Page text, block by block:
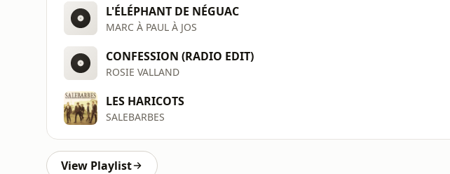
L'ÉLÉPHANT DE NÉGUAC
MARC À PAUL À JOS
CONFESSION (RADIO EDIT)
ROSIE VALLAND
LES HARICOTS
SALEBARBES
View Playlist